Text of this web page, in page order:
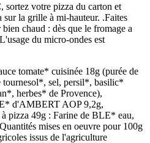
sortez votre pizza du carton et
la grille à mi-hauteur. .Faites
chaud : dès que le fromage a
du micro-ondes est
tomate* cuisinée 18g (purée de
sel, persil*, basilic*
herbes* de Provence),
d'AMBERT AOP 9,2g,
49g : Farine de BLE* eau,
mises en oeuvre pour 100g
issus de l'agriculture